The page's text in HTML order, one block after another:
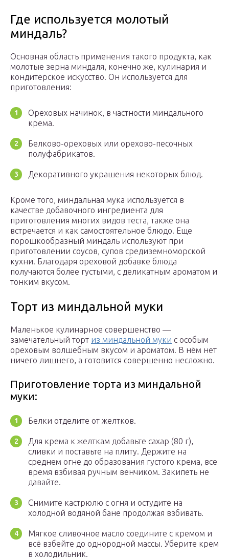
Где используется молотый
миндаль?
Основная область применения такого продукта, как
молотые зерна миндаля, конечно же, кулинария и
кондитерское искусство. Он используется для
приготовления:
Ореховых начинок, в частности миндального
крема.
Белково-ореховых или орехово-песочных
полуфабрикатов.
Декоративного украшения некоторых блюд.
Кроме того, миндальная мука используется в
качестве добавочного ингредиента для
приготовления многих видов теста, также она
встречается и как самостоятельное блюдо. Еще
порошкообразный миндаль используют при
приготовлении соусов, супов средиземноморской
кухни. Благодаря ореховой добавке блюда
получаются более густыми, с деликатным ароматом и
тонким вкусом.
Торт из миндальной муки
Маленькое кулинарное совершенство —
замечательный торт из миндальной муки с особым
ореховым волшебным вкусом и ароматом. В нём нет
ничего лишнего, а готовится совершенно несложно.
Приготовление торта из миндальной
муки:
Белки отделите от желтков.
Для крема к желткам добавьте сахар (80 г),
сливки и поставьте на плиту. Держите на
среднем огне до образования густого крема, все
время взбивая ручным венчиком. Закипеть не
давайте.
Снимите кастрюлю с огня и остудите на
холодной водяной бане продолжая взбивать.
Мягкое сливочное масло соедините с кремом и
всё взбейте до однородной массы. Уберите крем
в холодильник.